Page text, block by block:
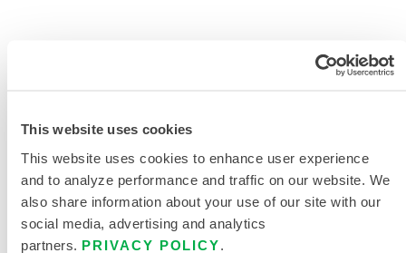
This website uses cookies
This website uses cookies to enhance user experience
and to analyze performance and traffic on our website. We
also share information about your use of our site with our
social media, advertising and analytics
partners. PRIVACY POLICY
产品资料